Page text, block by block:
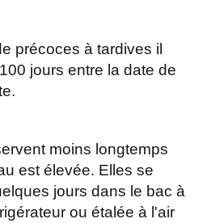
précoces à tardives il
jours entre la date de
moins longtemps
est élevée. Elles se
jours dans le bac à
ou étalée à l'air